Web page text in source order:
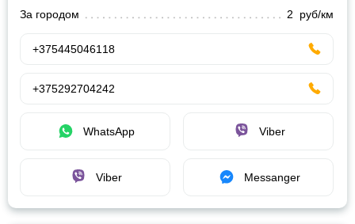
За городом
2 руб/км
+375445046118
+375292704242
WhatsApp Viber
Viber Messanger